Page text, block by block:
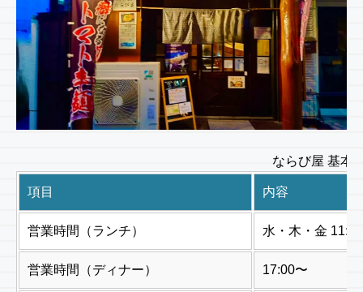
ならび屋 基本
項目 内容
営業時間（ランチ） 水・木・金
営業時間（ディナー） 17:00〜